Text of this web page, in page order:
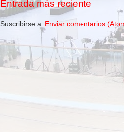
Entrada más reciente
Suscribirse a: Enviar comentarios